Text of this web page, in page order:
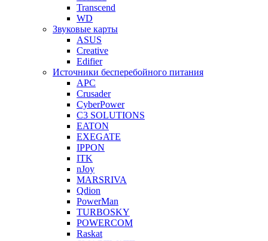
Transcend
WD
Звуковые карты
ASUS
Creative
Edifier
Источники бесперебойного питания
APC
Crusader
CyberPower
C3 SOLUTIONS
EATON
EXEGATE
IPPON
ITK
nJoy
MARSRIVA
Qdion
PowerMan
TURBOSKY
POWERCOM
Raskat